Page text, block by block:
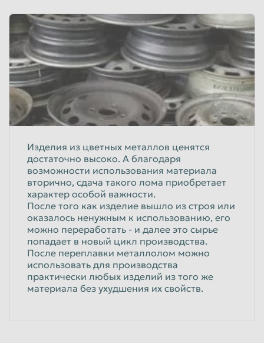
Изделия из цветных металлов ценятся
достаточно высоко. А благодаря
возможности использования материала
вторично, сдача такого лома приобретает
характер особой важности.
После того как изделие вышло из строя или
оказалось ненужным к использованию, его
можно переработать - и далее это сырье
попадает в новый цикл производства.
После переплавки металлолом можно
использовать для производства
практически любых изделий из того же
материала без ухудшения их свойств.